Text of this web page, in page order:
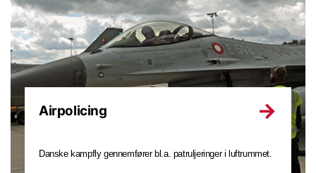
Airpolicing
Danske kampfly gennemfører bl.a. patruljeringer i luftrummet.